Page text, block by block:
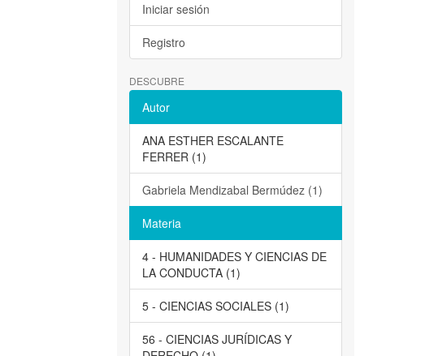
Iniciar sesión
Registro
DESCUBRE
Autor
ANA ESTHER ESCALANTE
FERRER (1)
Gabriela Mendizabal Bermúdez (1)
Materia
4 - HUMANIDADES Y CIENCIAS DE
LA CONDUCTA (1)
5 - CIENCIAS SOCIALES (1)
56 - CIENCIAS JURÍDICAS Y